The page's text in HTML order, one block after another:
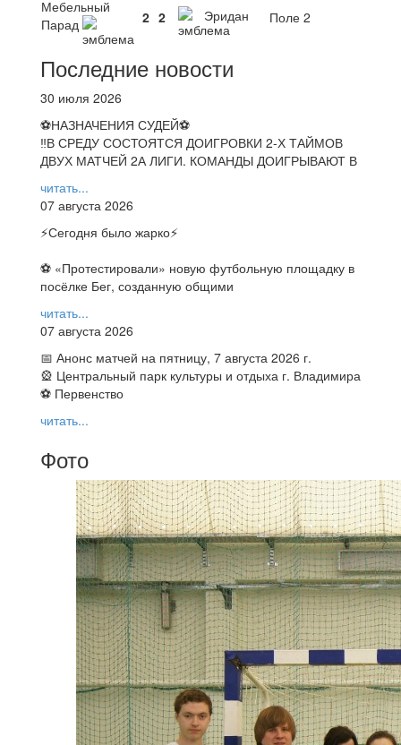
Мебельный
Парад
2 2 Эридан Поле 2
Последние новости
30 июля 2026
⚽НАЗНАЧЕНИЯ СУДЕЙ⚽
‼В СРЕДУ СОСТОЯТСЯ ДОИГРОВКИ 2-Х ТАЙМОВ
ДВУХ МАТЧЕЙ 2А ЛИГИ. КОМАНДЫ ДОИГРЫВАЮТ В
читать...
07 августа 2026
⚡️Сегодня было жарко⚡️
⚽ ️«Протестировали» новую футбольную площадку в
посёлке Бег, созданную общими
читать...
07 августа 2026
📅 Анонс матчей на пятницу, 7 августа 2026 г.
🎡 Центральный парк культуры и отдыха г. Владимира
⚽ Первенство
читать...
Фото